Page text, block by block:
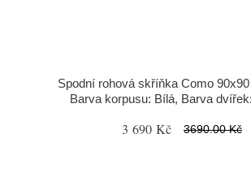
Spodní rohová skříňka Como
Barva korpusu: Bílá, Barva
3 690 Kč 3690.00 Kč